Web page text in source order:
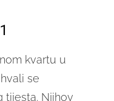
kvartu u
hvali se
tijesta. Njihov